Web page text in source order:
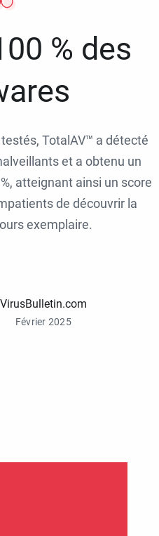
% des
TotalAV™ a détecté
et a obtenu un
atteignant ainsi un score
de découvrir la
exemplaire.
VirusBulletin.com
Février 2025